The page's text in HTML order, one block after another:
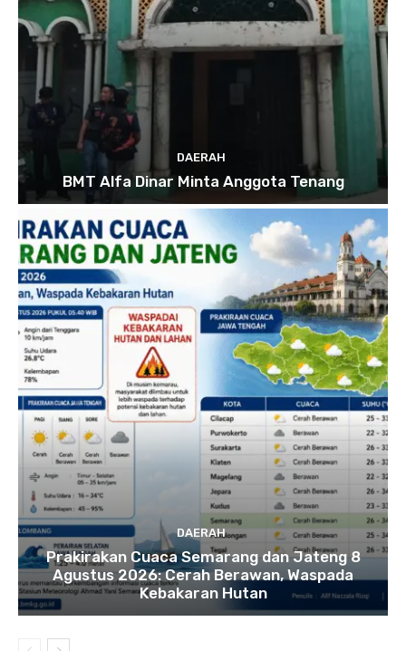
DAERAH
BMT Alfa Dinar Minta Anggota Tenang
DAERAH
Prakirakan Cuaca Semarang dan Jateng 8
Agustus 2026: Cerah Berawan, Waspada
Kebakaran Hutan